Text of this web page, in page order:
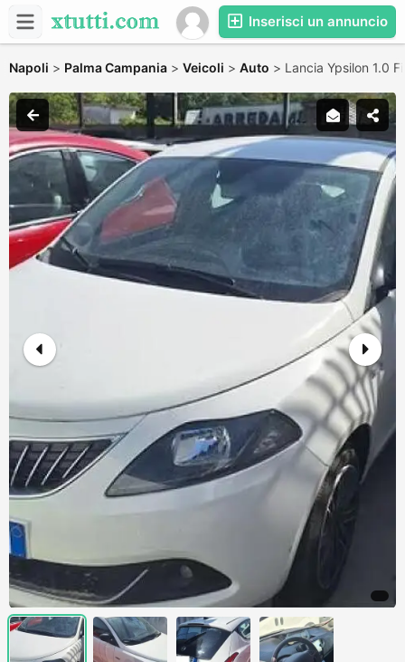
Inserisci un annuncio
Napoli > Palma Campania > Veicoli > Auto > Lancia Ypsilon 1.0